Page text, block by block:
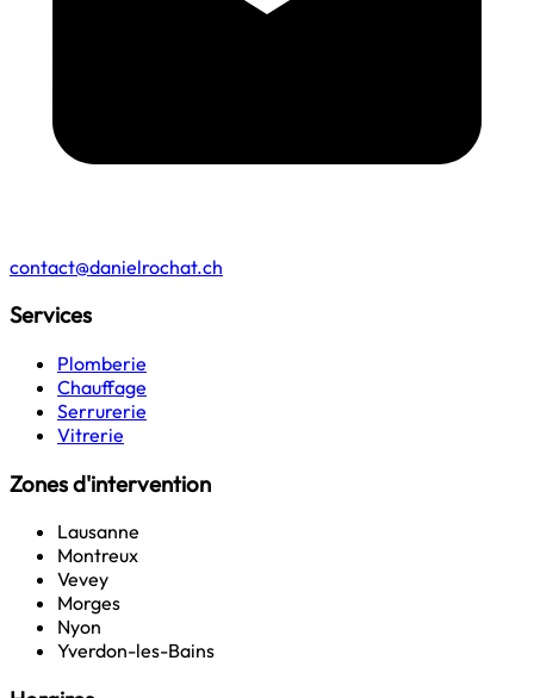
contact@danielrochat.ch
Services
Plomberie
Chauffage
Serrurerie
Vitrerie
Zones d'intervention
Lausanne
Montreux
Vevey
Morges
Nyon
Yverdon-les-Bains